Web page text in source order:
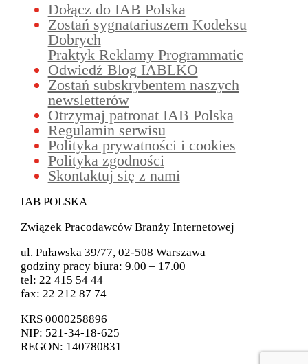
Dołącz do IAB Polska
Zostań sygnatariuszem Kodeksu
Dobrych
Praktyk Reklamy Programmatic
Odwiedź Blog IABLKO
Zostań subskrybentem naszych
newsletterów
Otrzymaj patronat IAB Polska
Regulamin serwisu
Polityka prywatności i cookies
Polityka zgodności
Skontaktuj się z nami
IAB POLSKA
Związek Pracodawców Branży Internetowej
ul. Puławska 39/77, 02-508 Warszawa
godziny pracy biura: 9.00 – 17.00
tel: 22 415 54 44
fax: 22 212 87 74
KRS 0000258896
NIP: 521-34-18-625
REGON: 140780831